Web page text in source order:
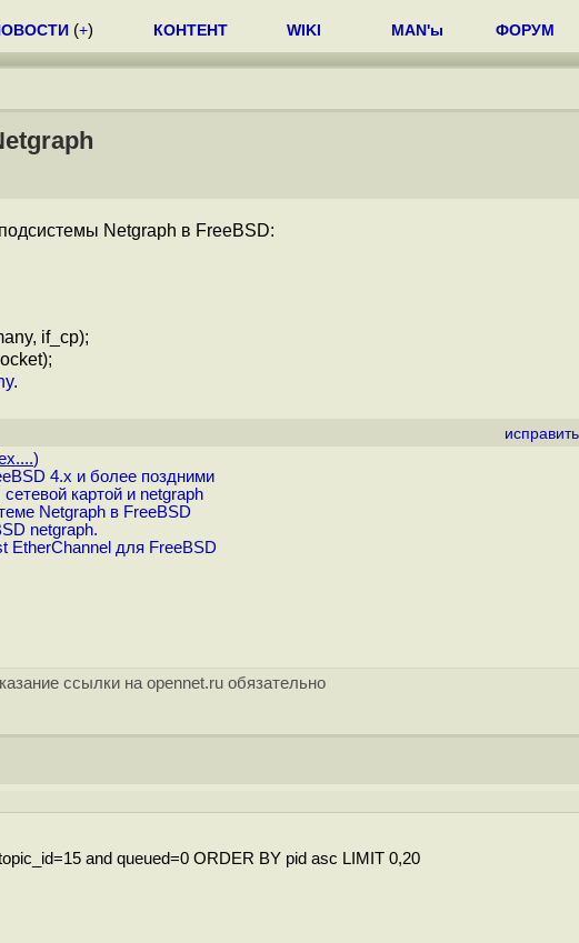
(+) КОНТЕНТ WIKI MAN'ы ФОРУМ
Netgraph в FreeBSD:
if_cp);
.
исправить
)
4.x и более поздними
картой и netgraph
Netgraph в FreeBSD
netgraph.
EtherChannel для FreeBSD
ссылки на opennet.ru обязательно
and queued=0 ORDER BY pid asc LIMIT 0,20